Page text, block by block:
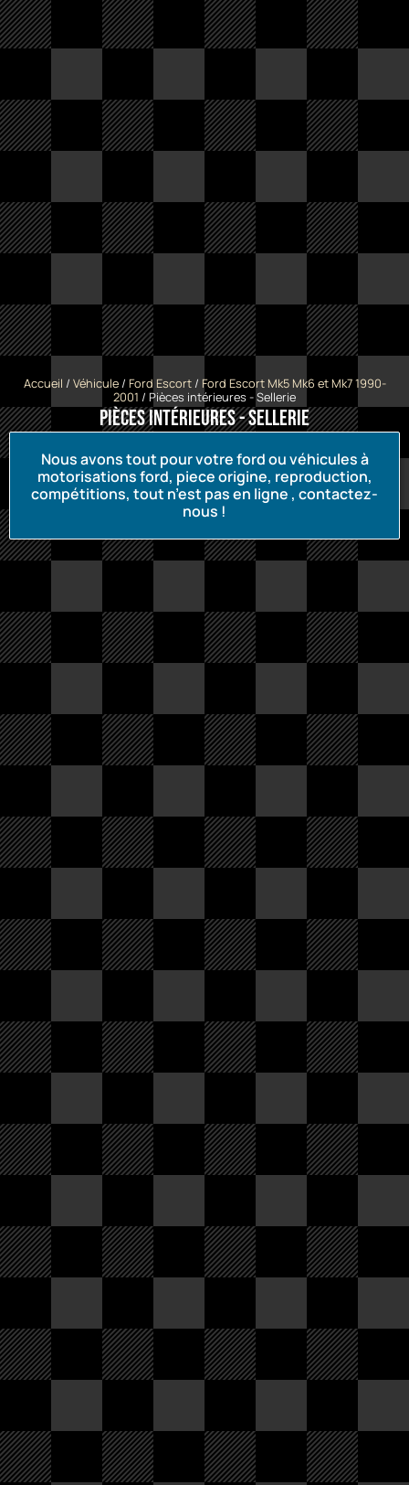
Accueil / Véhicule/ Ford Escort/ Ford Escort Mk5 Mk6 et Mk7 1990-
2001 / Pièces intérieures - Sellerie
Pièces intérieures - Sellerie
Nous avons tout pour votre ford ou véhicules à
motorisations ford, piece origine, reproduction,
compétitions, tout n’est pas en ligne , contactez-
nous !